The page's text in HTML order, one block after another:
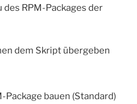
des RPM-Packages der
dem Skript übergeben
Package bauen (Standard)